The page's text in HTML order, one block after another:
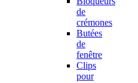
de
crémones
Butées
de
fenêtre
Clips
pour